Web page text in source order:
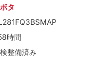
タ
時間
整備済み